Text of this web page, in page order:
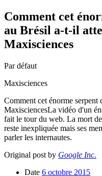
Comment cet
au Brésil a-t-il
Maxisciences
Par défaut
Maxisciences
Comment cet énorme
MaxisciencesLa vidéo d'un
fait le tour du web. La mort
reste inexpliquée mais ses
parler les internautes.
Original post by Google Inc.
Date 6 octobre 2015